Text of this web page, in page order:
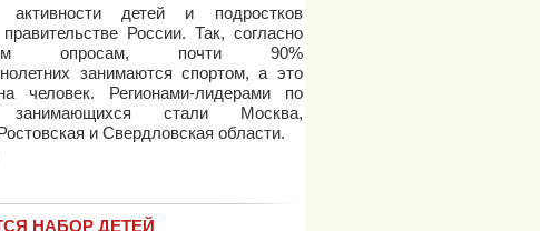
активности детей и подростков
России. Так, согласно
опросам, почти 90%
занимаются спортом, а это
человек. Регионами-лидерами по
занимающихся стали Москва,
и Свердловская области.
НАБОР ДЕТЕЙ